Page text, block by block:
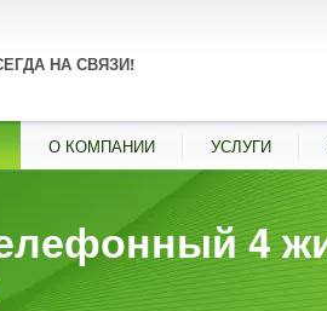
НА СВЯЗИ!
О КОМПАНИИ УСЛУГИ
4